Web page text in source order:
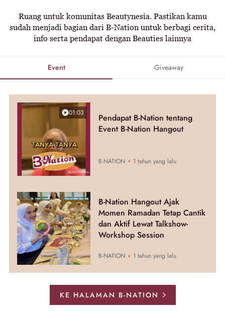
Ruang untuk komunitas Beautynesia. Pastikan kamu
sudah menjadi bagian dari B-Nation untuk berbagi cerita,
info serta pendapat dengan Beauties lainnya
Event Giveaway
01:03
Pendapat B-Nation tentang
Event B-Nation Hangout
B-NATION 1 tahun yang lalu
B-Nation Hangout Ajak
Momen Ramadan Tetap Cantik
dan Aktif Lewat Talkshow-
Workshop Session
B-NATION 1 tahun yang lalu
KE HALAMAN B-NATION